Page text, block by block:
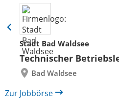
Stadt Bad Waldsee
Technischer
Bad Waldsee
Eine
Folie
zurück
Zur Jobbörse